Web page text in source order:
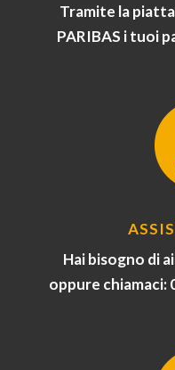
Tramite la
PARIBAS i tuoi
Hai bisogno di
oppure